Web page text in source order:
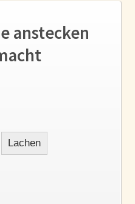
anstecken
Lachen